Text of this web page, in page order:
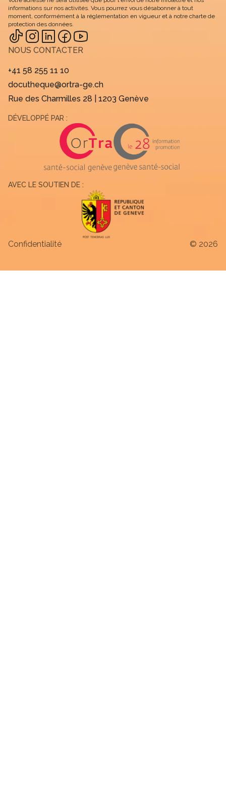
NOUS CONTACTER
+41 58 255 11 10
docutheque@ortra-ge.ch
Rue des Charmilles 28 | 1203 Genève
DÉVELOPPÉ PAR :
AVEC LE SOUTIEN DE :
Confidentialité © 2026
informations sur nos activités. Vous pourrez vous désabonner à tout
moment, conformément à la réglementation en vigueur et à notre charte de
protection des données.